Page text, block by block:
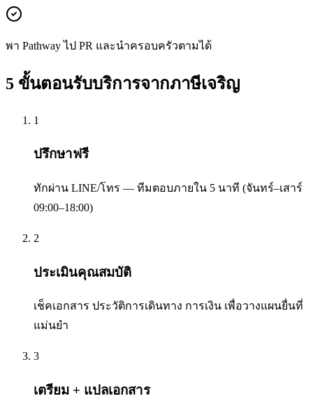
พา Pathway ไป PR และนำครอบครัวตามได้
5 ขั้นตอนรับบริการจากภาษีเจริญ
1
ปรึกษาฟรี
ทักผ่าน LINE/โทร — ทีมตอบภายใน 5 นาที (จันทร์–เสาร์
09:00–18:00)
2
ประเมินคุณสมบัติ
เช็คเอกสาร ประวัติการเดินทาง การเงิน เพื่อวางแผนยื่นที่
แม่นยำ
3
เตรียม + แปลเอกสาร